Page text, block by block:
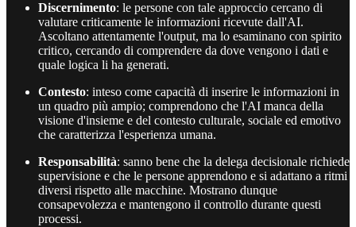
Discernimento: le persone con tale approccio cercano di
valutare criticamente le informazioni ricevute dall'AI.
Ascoltano attentamente l'output, ma lo esaminano con spirito
critico, cercando di comprendere da dove vengono i dati e
quale logica li ha generati.
Contesto: inteso come capacità di inserire le informazioni in
un quadro più ampio; comprendono che l'AI manca della
visione d'insieme e del contesto culturale, sociale ed emotivo
che caratterizza l'esperienza umana.
Responsabilità: sanno bene che la delega decisionale richiede
supervisione e che le persone apprendono e si adattano a ritmi
diversi rispetto alle macchine. Mostrano dunque
consapevolezza e mantengono il controllo durante questi
processi.